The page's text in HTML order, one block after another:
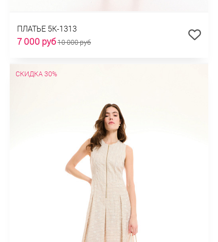
ПЛАТЬЕ 5К-1313
7 000 руб10 000 руб
СКИДКА 30%